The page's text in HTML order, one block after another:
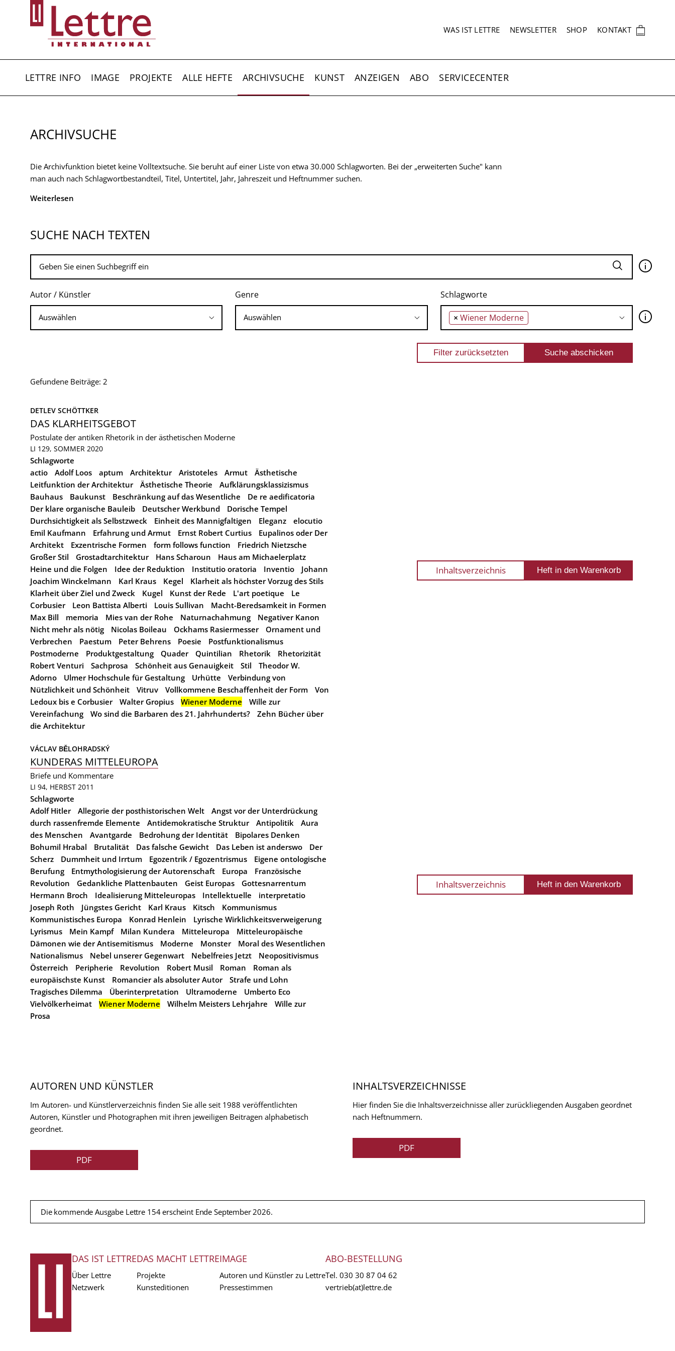
SEKUNDÄRNAVIGATION
WAS IST LETTRE NEWSLETTER SHOP KONTAKT 🛍
LETTRE INFO IMAGE PROJEKTE ALLE HEFTE ARCHIVSUCHE KUNST ANZEIGEN ABO SERVICECENTER
ARCHIVSUCHE
Die Archivfunktion bietet keine Volltextsuche. Sie beruht auf einer Liste von etwa 30.000 Schlagworten. Bei der „erweiterten Suche" kann
man auch nach Schlagwortbestandteil, Titel, Untertitel, Jahr, Jahreszeit und Heftnummer suchen.
Weiterlesen
SUCHE NACH TEXTEN
🛈
Autor / Künstler Genre Schlagworte
× Wiener Moderne 🛈
Gefundene Beiträge: 2
DETLEV SCHÖTTKER
DAS KLARHEITSGEBOT
Postulate der antiken Rhetorik in der ästhetischen Moderne
LI 129, SOMMER 2020
Schlagworte
actio
Adolf Loos aptum Architektur Aristoteles Armut
Ästhetische
Leitfunktion der Architektur
Ästhetische Theorie
Aufklärungsklassizismus
Bauhaus
Baukunst Beschränkung auf das Wesentliche
De re aedificatoria
Der klare organische Bauleib
Deutscher Werkbund
Dorische Tempel
Durchsichtigkeit als Selbstzweck
Einheit des Mannigfaltigen Eleganz
elocutio
Emil Kaufmann
Erfahrung und Armut Ernst Robert Curtius
Eupalinos oder Der
Architekt
Exzentrische Formen form follows function
Friedrich Nietzsche
Großer Stil
Grostadtarchitektur Hans Scharoun
Haus am Michaelerplatz
Heine und die Folgen
Idee der Reduktion Institutio oratoria Inventio
Johann
Joachim Winckelmann
Karl Kraus Kegel
Klarheit als höchster Vorzug des Stils
Klarheit über Ziel und Zweck
Kugel Kunst der Rede L'art poetique
Le
Corbusier
Leon Battista Alberti Louis Sullivan
Macht-Beredsamkeit in Formen
Max Bill
memoria Mies van der Rohe Naturnachahmung
Negativer Kanon
Nicht mehr als nötig
Nicolas Boileau Ockhams Rasiermesser
Ornament und
Verbrechen
Paestum Peter Behrens Poesie
Postfunktionalismus
Postmoderne
Produktgestaltung Quader Quintilian Rhetorik
Rhetorizität
Robert Venturi
Sachprosa Schönheit aus Genauigkeit Stil
Theodor W.
Adorno
Ulmer Hochschule für Gestaltung Urhütte
Verbindung von
Nützlichkeit und Schönheit
Vitruv Vollkommene Beschaffenheit der Form
Von
Ledoux bis e Corbusier
Walter Gropius Wiener Moderne
Wille zur
Vereinfachung
Wo sind die Barbaren des 21. Jahrhunderts?
Zehn Bücher über
die Architektur
Inhaltsverzeichnis
VÁCLAV BĚLOHRADSKÝ
KUNDERAS MITTELEUROPA
Briefe und Kommentare
LI 94, HERBST 2011
Schlagworte
Adolf Hitler
Allegorie der posthistorischen Welt
Angst vor der Unterdrückung
durch rassenfremde Elemente
Antidemokratische Struktur Antipolitik
Aura
des Menschen
Avantgarde Bedrohung der Identität
Bipolares Denken
Bohumil Hrabal
Brutalität Das falsche Gewicht Das Leben ist anderswo
Der
Scherz
Dummheit und Irrtum Egozentrik / Egozentrismus
Eigene ontologische
Berufung
Entmythologisierung der Autorenschaft Europa
Französische
Revolution
Gedankliche Plattenbauten Geist Europas
Gottesnarrentum
Hermann Broch
Idealisierung Mitteleuropas Intellektuelle
interpretatio
Joseph Roth
Jüngstes Gericht Karl Kraus Kitsch
Kommunismus
Kommunistisches Europa
Konrad Henlein
Lyrische Wirklichkeitsverweigerung
Lyrismus
Mein Kampf Milan Kundera Mitteleuropa
Mitteleuropäische
Dämonen wie der Antisemitismus
Moderne Monster
Moral des Wesentlichen
Nationalismus
Nebel unserer Gegenwart Nebelfreies Jetzt
Neopositivismus
Österreich
Peripherie Revolution Robert Musil Roman
Roman als
europäischste Kunst
Romancier als absoluter Autor
Strafe und Lohn
Tragisches Dilemma
Überinterpretation Ultramoderne
Umberto Eco
Vielvölkerheimat
Wiener Moderne Wilhelm Meisters Lehrjahre
Wille zur
Prosa
Inhaltsverzeichnis
AUTOREN UND KÜNSTLER
Im Autoren- und Künstlerverzeichnis finden Sie alle seit 1988 veröffentlichten
Autoren, Künstler und Photographen mit ihren jeweiligen Beitragen alphabetisch
geordnet.
PDF
INHALTSVERZEICHNISSE
Hier finden Sie die Inhaltsverzeichnisse aller zurückliegenden Ausgaben geordnet
nach Heftnummern.
PDF
Die kommende Ausgabe Lettre 154 erscheint Ende September 2026.
FUSSZEILE
DAS IST LETTRE
Über Lettre
Netzwerk
DAS MACHT LETTRE
Projekte
Kunsteditionen
IMAGE
Autoren und Künstler zu Lettre
Pressestimmen
ABO-BESTELLUNG
Tel. 030 30 87 04 62
vertrieb(at)lettre.de